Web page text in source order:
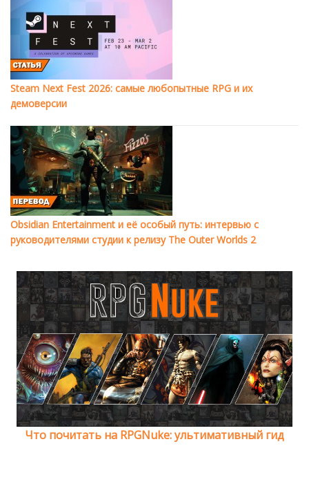
Steam Next Fest 2026: самые любопытные RPG и их
демоверсии
Obsidian Entertainment и её особый путь: интервью с
руководителями студии к релизу The Outer Worlds 2
Что почитать на RPGNuke: ультимативный гид